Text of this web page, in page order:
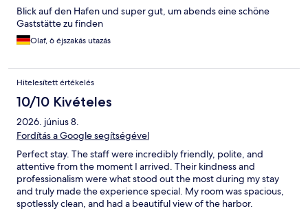
Blick auf den Hafen und super gut, um abends eine schöne
Gaststätte zu finden
Olaf, 6 éjszakás utazás
Hitelesített értékelés
10/10 Kivételes
2026. június 8.
Fordítás a Google segítségével
Perfect stay. The staff were incredibly friendly, polite, and
attentive from the moment I arrived. Their kindness and
professionalism were what stood out the most during my stay
and truly made the experience special. My room was spacious,
spotlessly clean, and had a beautiful view of the harbor.